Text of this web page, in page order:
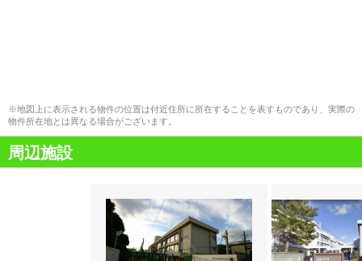
※地図上に表示される物件の位置は付近住所に所在することを表すものであり、実際の
物件所在地とは異なる場合がございます。
周辺施設